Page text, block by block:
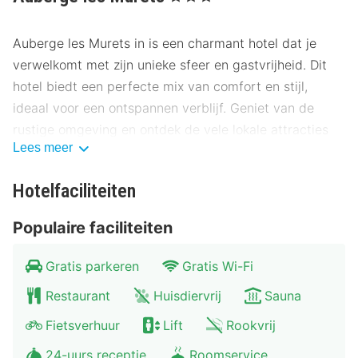
Auberge les Murets in is een charmant hotel dat je
verwelkomt met zijn unieke sfeer en gastvrijheid. Dit
hotel biedt een perfecte mix van comfort en stijl,
ideaal voor een ontspannen verblijf. Geniet van de
rustige omgeving en ontdek de vele lokale attracties
die op korte afstand te vinden zijn.
Locatie Auberge les Murets
niet ver van het centrum en de belangrijkste
bezienswaardigheden. Het hotel biedt gemakkelijke
toegang tot openbaar vervoer, met bushaltes en
treinstations in de buurt. Voor gasten die met de auto
komen, is er voldoende parkeergelegenheid
Lees meer
Hotelfaciliteiten
Populaire faciliteiten
Gratis parkeren
Gratis Wi-Fi
Restaurant
Huisdiervrij
Sauna
Fietsverhuur
Lift
Rookvrij
24-uurs receptie
Roomservice